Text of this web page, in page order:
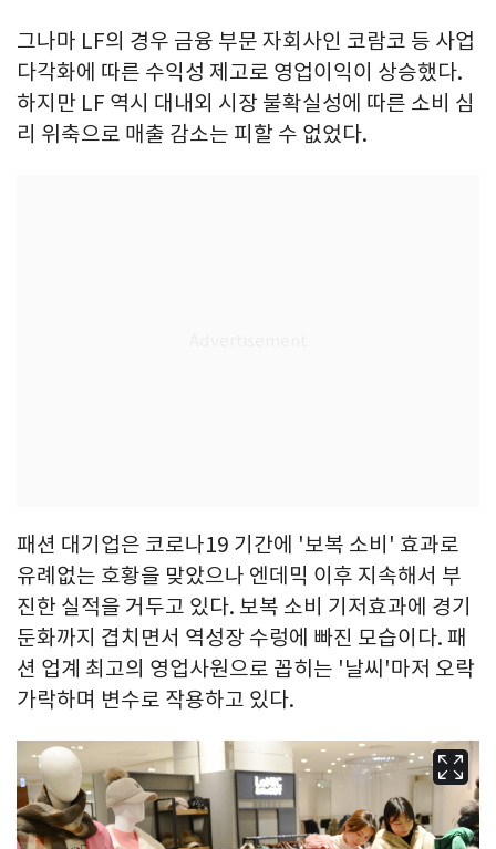
그나마 LF의 경우 금융 부문 자회사인 코람코 등 사업
다각화에 따른 수익성 제고로 영업이익이 상승했다.
하지만 LF 역시 대내외 시장 불확실성에 따른 소비 심
리 위축으로 매출 감소는 피할 수 없었다.
패션 대기업은 코로나19 기간에 '보복 소비' 효과로
유례없는 호황을 맞았으나 엔데믹 이후 지속해서 부
진한 실적을 거두고 있다. 보복 소비 기저효과에 경기
둔화까지 겹치면서 역성장 수렁에 빠진 모습이다. 패
션 업계 최고의 영업사원으로 꼽히는 '날씨'마저 오락
가락하며 변수로 작용하고 있다.